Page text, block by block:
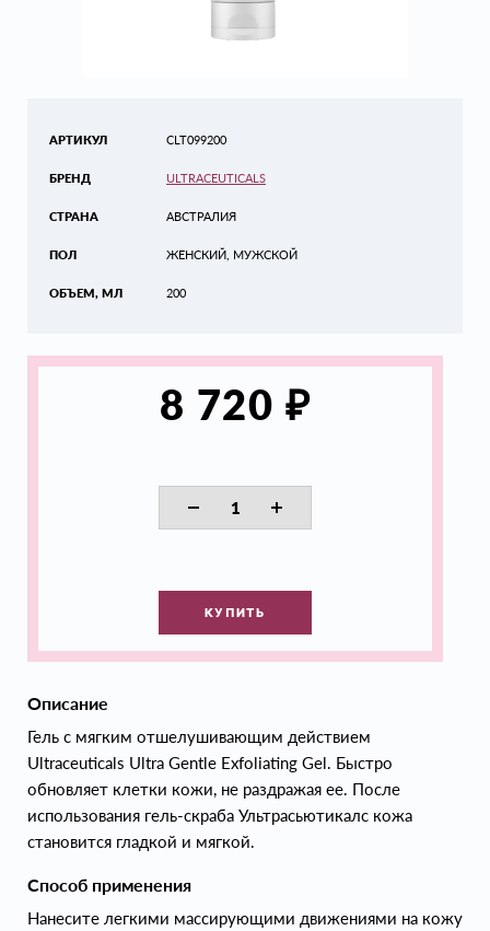
АРТИКУЛ
БРЕНД
СТРАНА
ПОЛ
ОБЪЕМ, МЛ
CLT099200
ULTRACEUTICALS
АВСТРАЛИЯ
ЖЕНСКИЙ, МУЖСКОЙ
200
8 720 ₽
КУПИТЬ
Описание
Гель с мягким отшелушивающим действием
Ultraceuticals Ultra Gentle Exfoliating Gel. Быстро
обновляет клетки кожи, не раздражая ее. После
использования гель-скраба Ультрасьютикалс кожа
становится гладкой и мягкой.
Способ применения
Нанесите легкими массирующими движениями на кожу